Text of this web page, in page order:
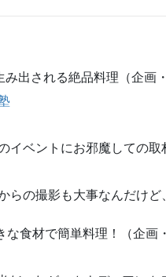
み出される絶品料理（企画
イベントにお邪魔しての取
らの撮影も大事なんだけど
な食材で簡単料理！（企画